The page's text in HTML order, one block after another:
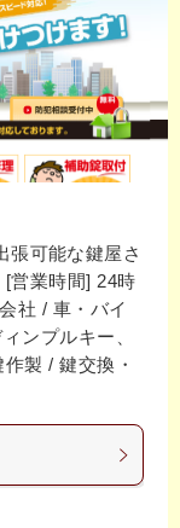
張可能な鍵屋さ
業時間] 24時
社 / 車・バイ
ンプルキー、
製 / 鍵交換・